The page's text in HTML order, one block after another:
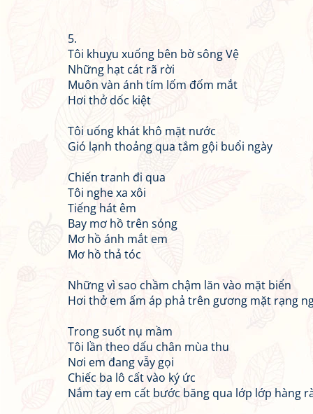
5.
Tôi khuỵu xuống bên bờ sông Vệ
Những hạt cát rã rời
Muôn vàn ánh tím lốm đốm mắt
Hơi thở dốc kiệt
Tôi uống khát khô mặt nước
Gió lạnh thoảng qua tắm gội buổi ngày
Chiến tranh đi qua
Tôi nghe xa xôi
Tiếng hát êm
Bay mơ hồ trên sóng
Mơ hồ ánh mắt em
Mơ hồ thả tóc
Những vì sao chầm chậm lăn vào mặt biển
Hơi thở em ấm áp phả trên gương mặt rạng
Trong suốt nụ mầm
Tôi lần theo dấu chân mùa thu
Nơi em đang vẫy gọi
Chiếc ba lô cất vào ký ức
Nắm tay em cất bước băng qua lớp lớp hàng